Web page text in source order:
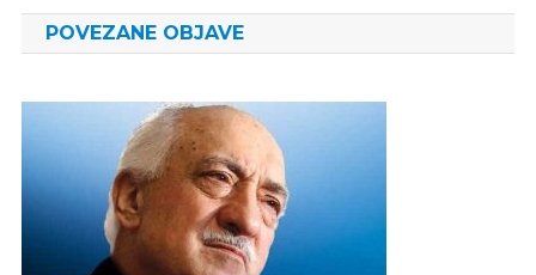
POVEZANE OBJAVE